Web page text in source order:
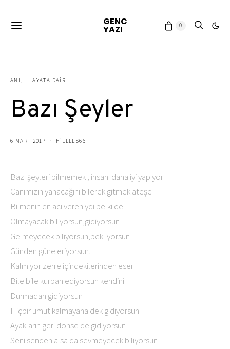
GENC
YAZI 0
ANI HAYATA DAIR
Bazı Şeyler
6 MART 2017 HILLLLS66
Bazı şeyleri bilmemek , insanı daha iyi yapıyor
Canımızın yanacağını bilerek gitmek ateşe
Bilmenin en acı vereniydi belki de
Olmayacak biliyorsun,gidiyorsun
Gelmeyecek biliyorsun,bekliyorsun
Günden güne eriyorsun..
Kalmıyor zerre içindekilerinden eser
Bile bile kurban ediyorsun kendini
Durmadan gidiyorsun
Hiçbir umut kalmayana dek gidiyorsun
Ayakların geri dönse de gidiyorsun
Seni senden alsa da sevmeyecek biliyorsun